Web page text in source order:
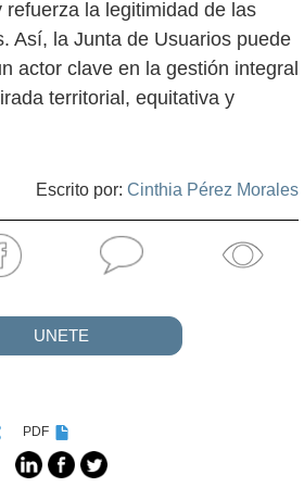
la legitimidad de las
Así, la Junta de Usuarios puede
actor clave en la gestión integral
territorial, equitativa y
Escrito por: Cinthia Pérez Morales
UNETE
PDF